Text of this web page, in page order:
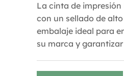
La cinta de
con un sellado de
embalaje ideal para
su marca y
contraste para